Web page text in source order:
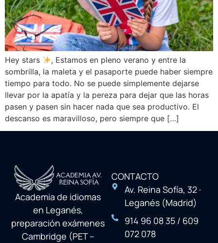
Hey stars
, Estamos en pleno verano y entre la
sombrilla, la maleta y el pasaporte puede haber siempre
tiempo para todo. No se puede simplemente dejarse
llevar por la apatía y la pereza para dejar que las horas
pasen y pasen sin hacer nada que sea productivo. El
descanso es maravilloso, pero siempre que […]
Academia de idiomas
en Leganés,
preparación exámenes
Cambridge (PET –
CONTACTO
Av. Reina Sofía, 32 ·
Leganés (Madrid)
914 96 08 35 / 609
072 078